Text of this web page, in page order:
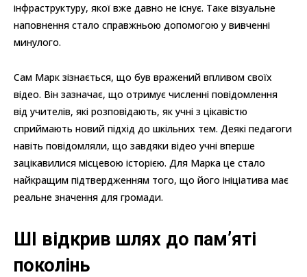
інфраструктуру, якої вже давно не існує. Таке візуальне
наповнення стало справжньою допомогою у вивченні
минулого.
Сам Марк зізнається, що був вражений впливом своїх
відео. Він зазначає, що отримує численні повідомлення
від учителів, які розповідають, як учні з цікавістю
сприймають новий підхід до шкільних тем. Деякі педагоги
навіть повідомляли, що завдяки відео учні вперше
зацікавилися місцевою історією. Для Марка це стало
найкращим підтвердженням того, що його ініціатива має
реальне значення для громади.
ШІ відкрив шлях до пам’яті
поколінь